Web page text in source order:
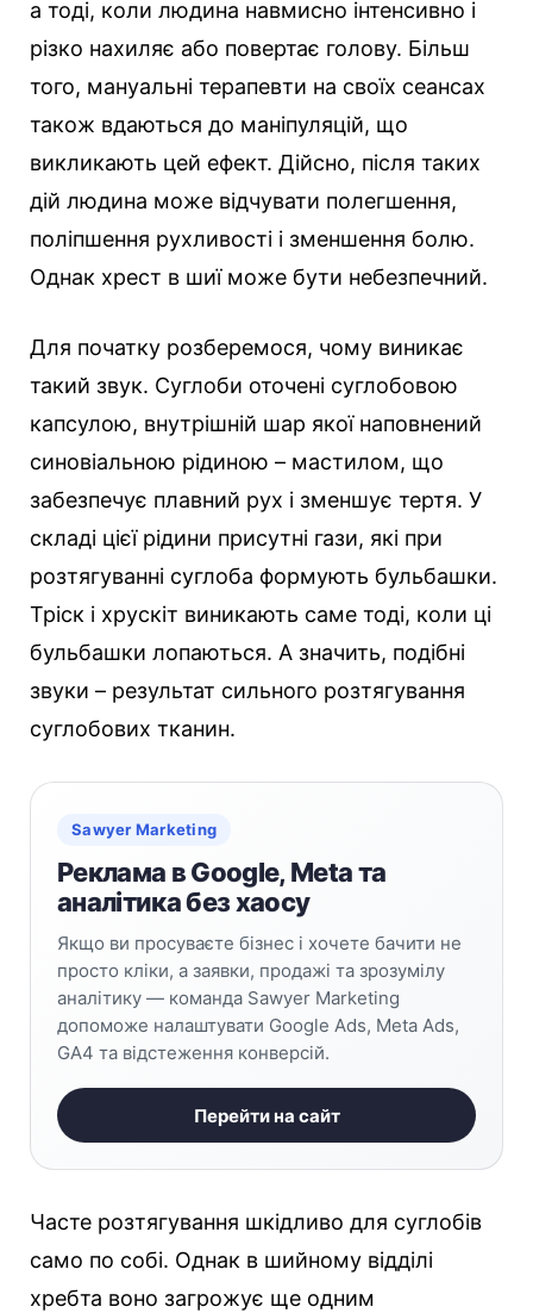
а тоді, коли людина навмисно інтенсивно і
різко нахиляє або повертає голову. Більш
того, мануальні терапевти на своїх сеансах
також вдаються до маніпуляцій, що
викликають цей ефект. Дійсно, після таких
дій людина може відчувати полегшення,
поліпшення рухливості і зменшення болю.
Однак хрест в шиї може бути небезпечний.
Для початку розберемося, чому виникає
такий звук. Суглоби оточені суглобовою
капсулою, внутрішній шар якої наповнений
синовіальною рідиною – мастилом, що
забезпечує плавний рух і зменшує тертя. У
складі цієї рідини присутні гази, які при
розтягуванні суглоба формують бульбашки.
Тріск і хрускіт виникають саме тоді, коли ці
бульбашки лопаються. А значить, подібні
звуки – результат сильного розтягування
суглобових тканин.
Sawyer Marketing
Реклама в Google, Meta та
аналітика без хаосу
Якщо ви просуваєте бізнес і хочете бачити не
просто кліки, а заявки, продажі та зрозумілу
аналітику — команда Sawyer Marketing
допоможе налаштувати Google Ads, Meta Ads,
GA4 та відстеження конверсій.
Перейти на сайт
Часте розтягування шкідливо для суглобів
само по собі. Однак в шийному відділі
хребта воно загрожує ще одним